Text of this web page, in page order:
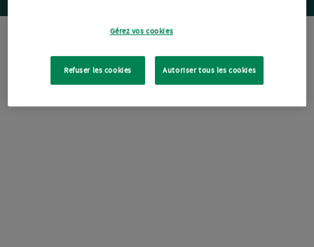
Gérez vos cookies
Refuser les cookies Autoriser tous les cookies